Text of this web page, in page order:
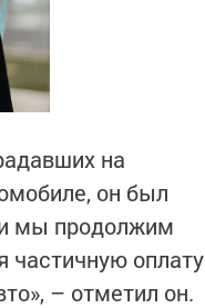
на
он был
и мы продолжим
частичную оплату
– отметил он.